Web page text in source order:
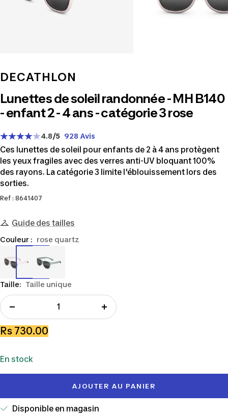
DECATHLON
Lunettes de soleil randonnée - MH B140
- enfant 2 - 4 ans - catégorie 3 rose
4.8/5 928 Avis
Ces lunettes de soleil pour enfants de 2 à 4 ans protègent
les yeux fragiles avec des verres anti-UV bloquant 100%
des rayons. La catégorie 3 limite l'éblouissement lors des
sorties.
Ref : 8641407
Guide des tailles
Taille: Taille unique
Couleur : rose quartz
la
quantité
Augmenter
Prix
vente
Rs 730.00
En stock
AJOUTER AU PANIER
Disponible en magasin